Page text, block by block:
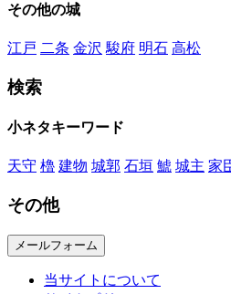
その他の城
江戸 二条 金沢 駿府 明石 高松
検索
小ネタキーワード
天守 櫓 建物 城郭 石垣 鯱 城主 家
その他
メールフォーム
当サイトについて